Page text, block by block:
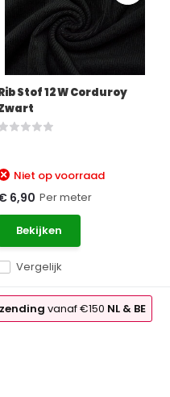
Stof 12 W Corduroy
Vergelijk
Niet op voorraad
6,90 Per meter
Bekijken
vanaf €150 NL & BE